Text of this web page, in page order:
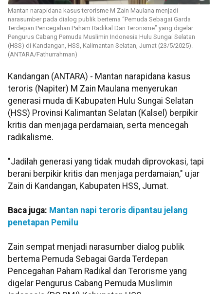
Mantan narapidana kasus terorisme M Zain Maulana menjadi
narasumber pada dialog publik bertema “Pemuda Sebagai Garda
Terdepan Pencegahan Paham Radikal Dan Terorisme” yang digelar
Pengurus Cabang Pemuda Muslimin Indonesia Hulu Sungai Selatan
(HSS) di Kandangan, HSS, Kalimantan Selatan, Jumat (23/5/2025).
(ANTARA/Fathurrahman)
Kandangan (ANTARA) - Mantan narapidana kasus
teroris (Napiter) M Zain Maulana menyerukan
generasi muda di Kabupaten Hulu Sungai Selatan
(HSS) Provinsi Kalimantan Selatan (Kalsel) berpikir
kritis dan menjaga perdamaian, serta mencegah
radikalisme.
"Jadilah generasi yang tidak mudah diprovokasi, tapi
berani berpikir kritis dan menjaga perdamaian," ujar
Zain di Kandangan, Kabupaten HSS, Jumat.
Baca juga: Mantan napi teroris dipantau jelang
penetapan Pemilu
Zain sempat menjadi narasumber dialog publik
bertema Pemuda Sebagai Garda Terdepan
Pencegahan Paham Radikal dan Terorisme yang
digelar Pengurus Cabang Pemuda Muslimin